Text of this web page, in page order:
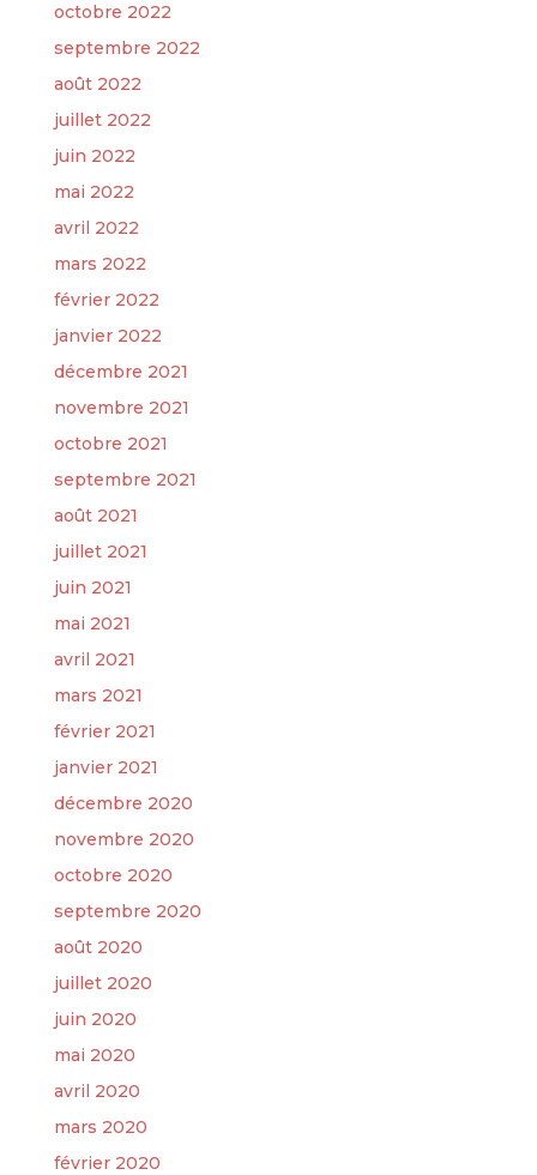
octobre 2022
septembre 2022
août 2022
juillet 2022
juin 2022
mai 2022
avril 2022
mars 2022
février 2022
janvier 2022
décembre 2021
novembre 2021
octobre 2021
septembre 2021
août 2021
juillet 2021
juin 2021
mai 2021
avril 2021
mars 2021
février 2021
janvier 2021
décembre 2020
novembre 2020
octobre 2020
septembre 2020
août 2020
juillet 2020
juin 2020
mai 2020
avril 2020
mars 2020
février 2020